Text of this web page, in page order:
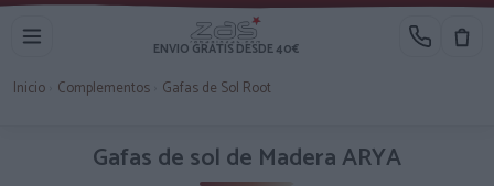
ENVIO GRATIS DESDE 40€
Inicio Complementos Gafas de Sol Root
Gafas de sol de Madera ARYA